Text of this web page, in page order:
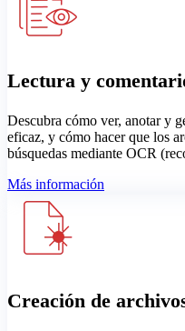
Lectura y
Descubra cómo ver, anotar y
eficaz, y cómo hacer que los
búsquedas mediante OCR
Más información
Creación de